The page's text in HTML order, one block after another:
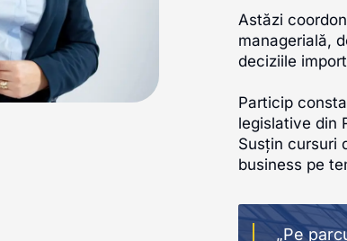
Astăzi
managerială,
deciziile
Particip
legislative din
Susțin cursuri
business pe
„Pe